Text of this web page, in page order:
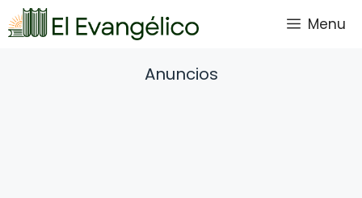
Saltar
al
Menu
Anuncios